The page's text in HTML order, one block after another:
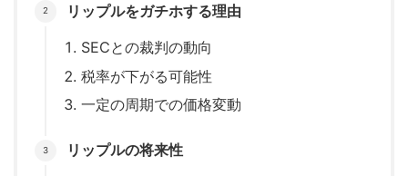
リップルをガチホする理由
SECとの裁判の動向
税率が下がる可能性
一定の周期での価格変動
リップルの将来性